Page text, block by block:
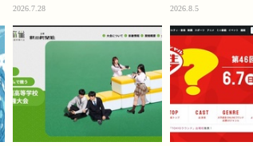
2026.7.28 2026.8.5